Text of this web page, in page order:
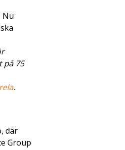
Nu
på 75
.
där
Group